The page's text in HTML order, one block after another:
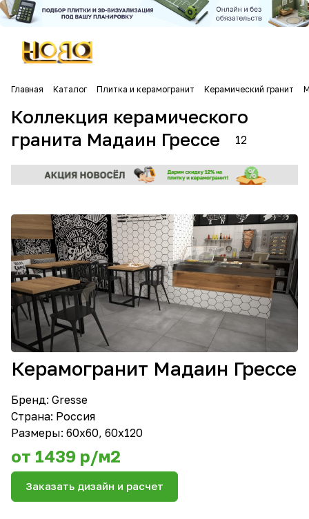
Главная Каталог Плитка и керамогранит Керамический гранит
Коллекция керамического
гранита Мадаин Грессе
12
Керамогранит Мадаин Грессе
Бренд: Gresse
Страна: Россия
Размеры: 60х60, 60х120
от 1439 р/м2
Заказать дизайн и расчет